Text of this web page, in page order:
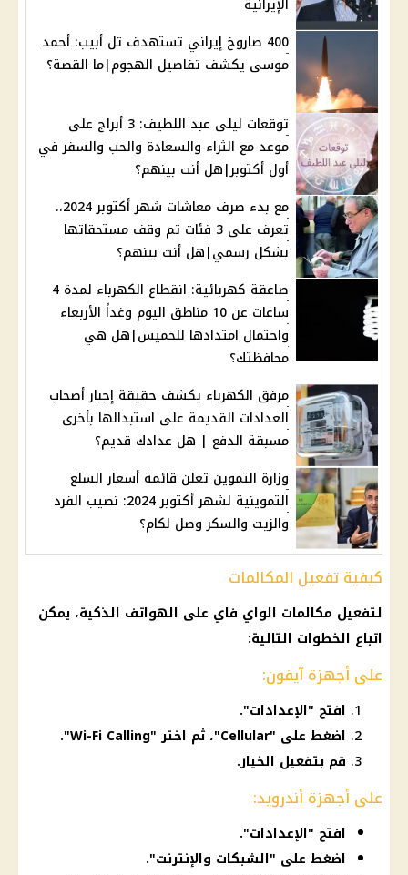
الإيرانية
400 صاروخ إيراني تستهدف تل أبيب: أحمد
موسى يكشف تفاصيل الهجوم|ما القصة؟
توقعات ليلى عبد اللطيف: 3 أبراج على
موعد مع الثراء والسعادة والحب والسفر في
أول أكتوبر|هل أنت بينهم؟
مع بدء صرف معاشات شهر أكتوبر 2024..
تعرف على 3 فئات تم وقف مستحقاتها
بشكل رسمي|هل أنت بينهم؟
صاعقة كهربائية: انقطاع الكهرباء لمدة 4
ساعات عن 10 مناطق اليوم وغداً الأربعاء
واحتمال امتدادها للخميس|هل هي
محافظتك؟
مرفق الكهرباء يكشف حقيقة إجبار أصحاب
العدادات القديمة على استبدالها بأخرى
مسبقة الدفع | هل عدادك قديم؟
وزارة التموين تعلن قائمة أسعار السلع
التموينية لشهر أكتوبر 2024: نصيب الفرد
والزيت والسكر وصل لكام؟
كيفية تفعيل المكالمات
لتفعيل مكالمات الواي فاي على الهواتف الذكية، يمكن
اتباع الخطوات التالية:
على أجهزة آيفون:
افتح "الإعدادات".
اضغط على "Cellular"، ثم اختر "Wi-Fi Calling".
قم بتفعيل الخيار.
على أجهزة أندرويد:
افتح "الإعدادات".
اضغط على "الشبكات والإنترنت".